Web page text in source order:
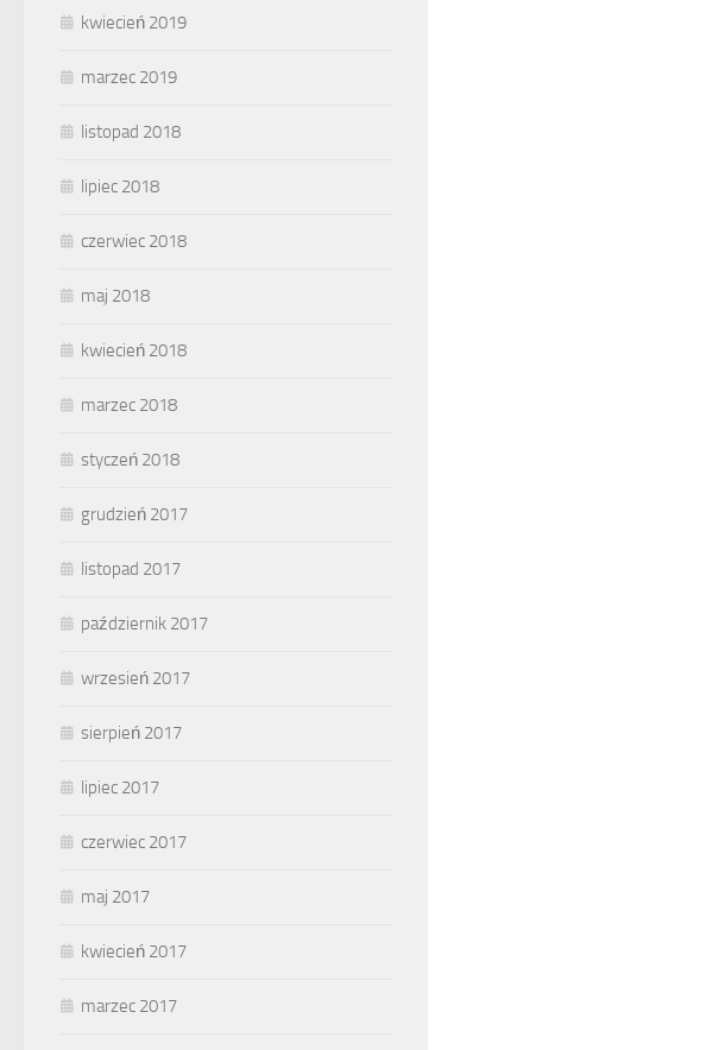
kwiecień 2019
marzec 2019
listopad 2018
lipiec 2018
czerwiec 2018
maj 2018
kwiecień 2018
marzec 2018
styczeń 2018
grudzień 2017
listopad 2017
październik 2017
wrzesień 2017
sierpień 2017
lipiec 2017
czerwiec 2017
maj 2017
kwiecień 2017
marzec 2017